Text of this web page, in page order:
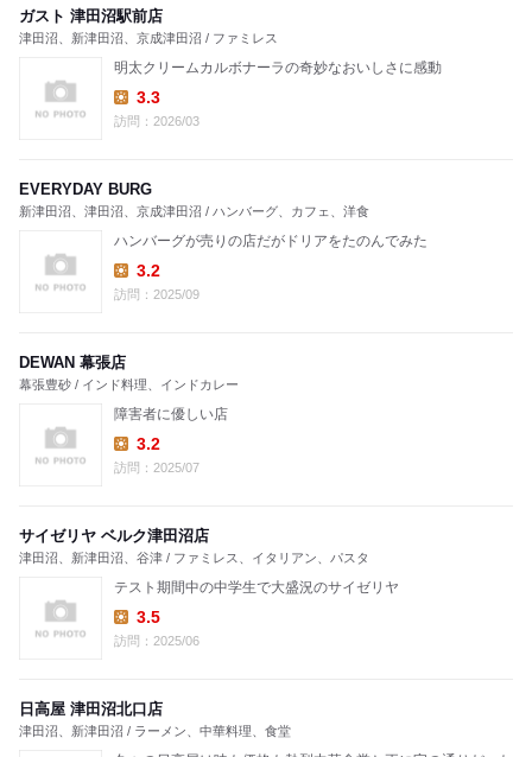
ガスト 津田沼駅前店
津田沼、新津田沼、京成津田沼 / ファミレス
明太クリームカルボナーラの奇妙なおいしさに感動
Lunch:
3.3
訪問：2026/03
EVERYDAY BURG
新津田沼、津田沼、京成津田沼 / ハンバーグ、カフェ、洋食
ハンバーグが売りの店だがドリアをたのんでみた
Lunch:
3.2
訪問：2025/09
DEWAN 幕張店
幕張豊砂 / インド料理、インドカレー
障害者に優しい店
Lunch:
3.2
訪問：2025/07
サイゼリヤ ベルク津田沼店
津田沼、新津田沼、谷津 / ファミレス、イタリアン、パスタ
テスト期間中の中学生で大盛況のサイゼリヤ
Lunch:
3.5
訪問：2025/06
日高屋 津田沼北口店
津田沼、新津田沼 / ラーメン、中華料理、食堂